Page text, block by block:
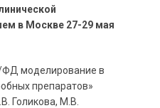
в Москве 27-29 мая
ФД моделирование в
препаратов»
Голикова, М.В.